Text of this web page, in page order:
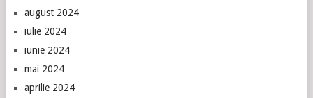
august 2024
iulie 2024
iunie 2024
mai 2024
aprilie 2024